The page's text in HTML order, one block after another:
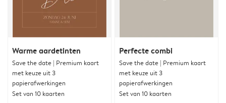
Warme aardetinten
Save the date | Premium kaart
met keuze uit 3
papierafwerkingen
Set van 10 kaarten
Perfecte combi
Save the date | Premium kaart
met keuze uit 3
papierafwerkingen
Set van 10 kaarten